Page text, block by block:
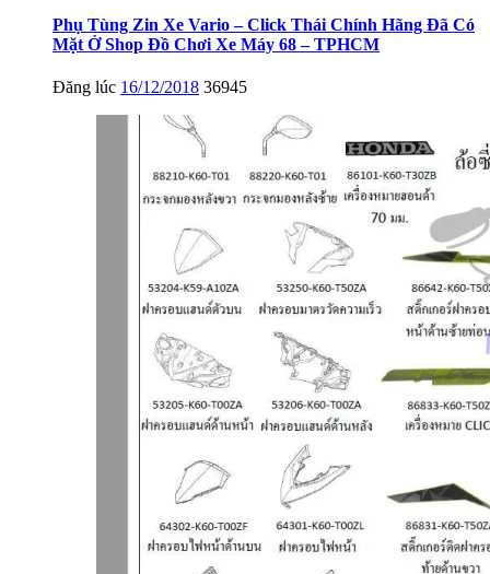
Phụ Tùng Zin Xe Vario – Click Thái Chính Hãng Đã Có
Mặt Ở Shop Đồ Chơi Xe Máy 68 – TPHCM
Đăng lúc 16/12/2018 36945